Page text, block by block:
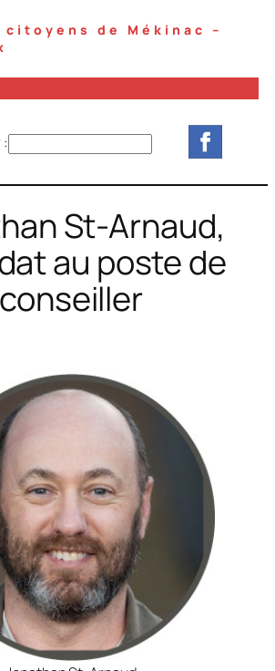
de Mékinac –
c
e
r
c
h
St-Arnaud,
au poste de
conseiller